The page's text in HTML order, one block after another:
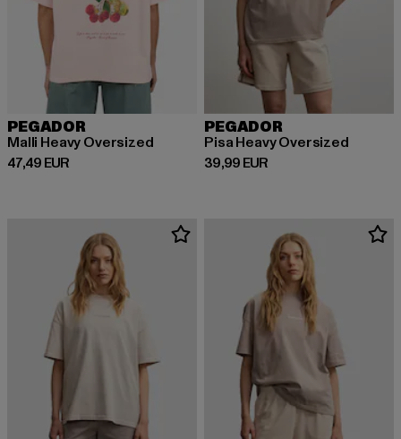
PEGADOR
Malli Heavy Oversized
47,49 EUR
Derzeitiger Preis: 47,49 EUR
PEGADOR
Pisa Heavy Oversized
39,99 EUR
Derzeitiger Preis: 39,99 EUR